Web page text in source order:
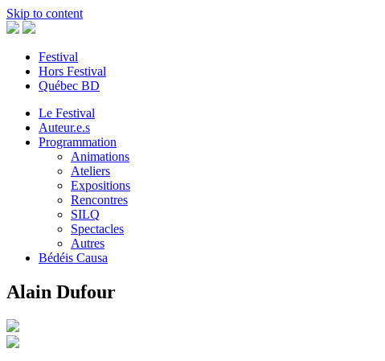
Skip to content
Festival
Hors Festival
Québec BD
Le Festival
Auteur.e.s
Programmation
Animations
Ateliers
Expositions
Rencontres
SILQ
Spectacles
Autres
Bédéis Causa
Alain Dufour